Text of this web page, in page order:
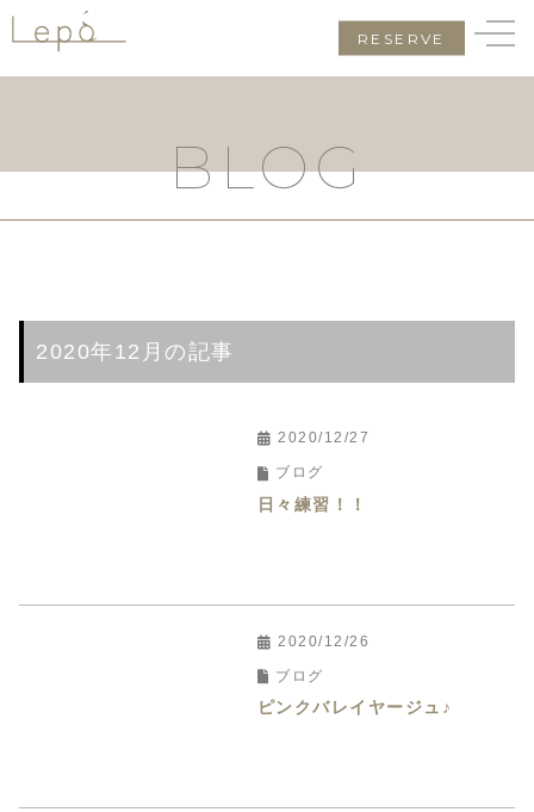
RESERVE
BLOG
2020年12月の記事
2020/12/27
ブログ
日々練習！！
2020/12/26
ブログ
ピンクバレイヤージュ♪